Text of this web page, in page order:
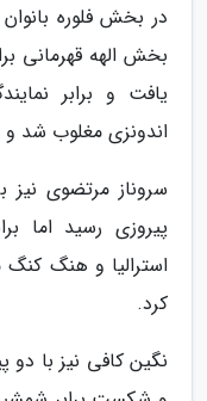
در بخش فلوره بانوان
بخش الهه قهرمانی
یافت و برابر
اندونزی مغلوب شد و
سروناز مرتضوی نیز
پیروزی رسید اما
کرد.
نگین کافی نیز با دو